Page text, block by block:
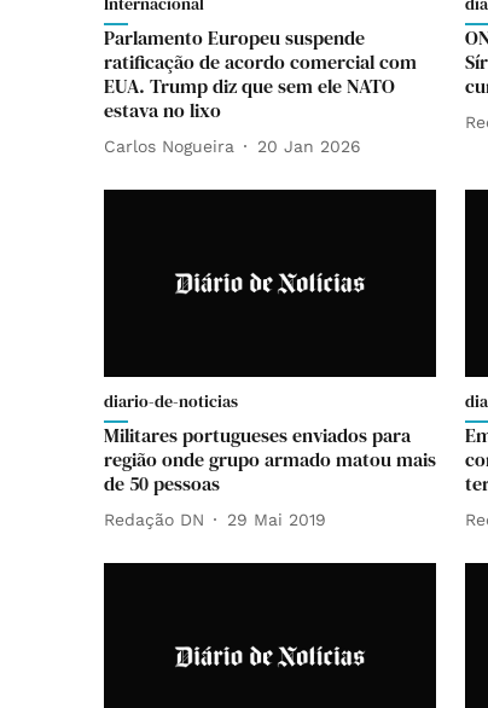
Parlamento Europeu suspende
ratificação de acordo comercial com
EUA. Trump diz que sem ele NATO
estava no lixo
Carlos Nogueira 20 Jan 2026
diario-de-noticias
Militares portugueses enviados para
região onde grupo armado matou mais
de 50 pessoas
Redação DN 29 Mai 2019